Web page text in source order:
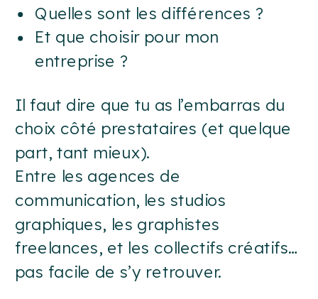
Quelles sont les différences ?
Et que choisir pour mon
entreprise ?
Il faut dire que tu as l’embarras du
choix côté prestataires (et quelque
part, tant mieux).
Entre les agences de
communication, les studios
graphiques, les graphistes
freelances, et les collectifs créatifs…
pas facile de s’y retrouver.